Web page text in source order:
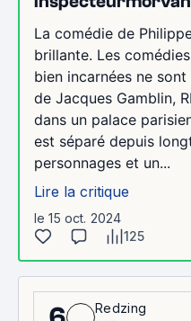
La comédie de
brillante. Les
bien incarnées ne
de Jacques Gamblin,
dans un palace
est séparé depuis
personnages et un...
Lire la critique
le 15 oct. 2024
125
Redzing